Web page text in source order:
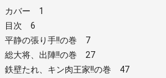
カバー 1
目次 6
平静の張り手!!の巻 7
総大将、出陣!!の巻 27
鉄壁たれ、キン肉王家!!の巻 47